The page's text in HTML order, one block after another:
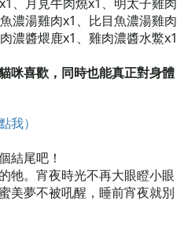
濃湯雞肉x1、比目魚濃湯雞肉
濃醬煨鹿x1、雞肉濃醬水鱉x1
咪喜歡，同時也能真正對身體
我）
結尾吧！
牠。宵夜時光不再大眼瞪小眼
美夢不被吼醒，睡前宵夜就別